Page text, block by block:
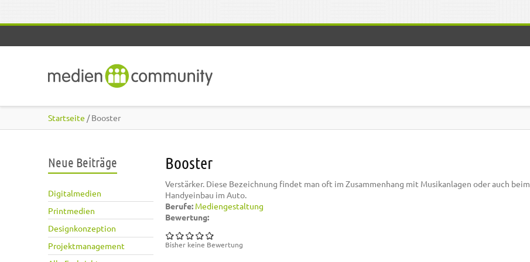
Startseite / Booster
Neue Beiträge
Digitalmedien
Printmedien
Designkonzeption
Projektmanagement
Booster
Verstärker. Diese Bezeichnung findet man oft im Zusammenhang mit Musikanlagen oder auch beim
Handyeinbau im Auto.
Berufe: Mediengestaltung
Bewertung:
Bisher keine Bewertung